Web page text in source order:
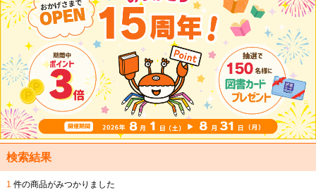
検索結果
1 件の商品がみつかりました